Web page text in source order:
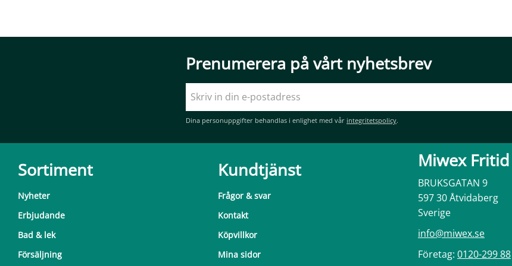
Prenumerera på vårt nyhetsbrev
Dina personuppgifter behandlas i enlighet med vår integritetspolicy.
Sortiment
Nyheter
Erbjudande
Bad & lek
Försäljning
Kundtjänst
Frågor & svar
Kontakt
Köpvillkor
Mina sidor
Miwex Fritid
BRUKSGATAN 9
597 30 Åtvidaberg
Sverige
info@miwex.se
Företag: 0120-299 88